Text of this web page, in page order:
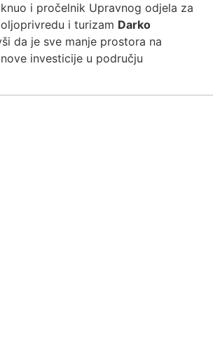
i pročelnik Upravnog odjela za
i turizam Darko
da je sve manje prostora na
investicije u području